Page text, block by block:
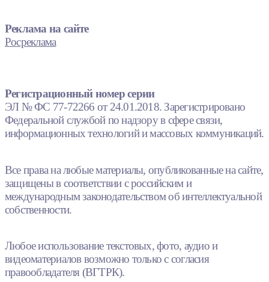
Реклама на сайте
Росреклама
Регистрационный номер серии
ЭЛ № ФС 77-72266 от 24.01.2018. Зарегистрировано
Федеральной службой по надзору в сфере связи,
информационных технологий и массовых коммуникаций.
Все права на любые материалы, опубликованные на сайте,
защищены в соответствии с российским и
международным законодательством об интеллектуальной
собственности.
Любое использование текстовых, фото, аудио и
видеоматериалов возможно только с согласия
правообладателя (ВГТРК).